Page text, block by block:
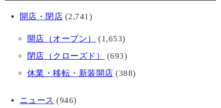
開店・閉店 (2,741)
開店（オープン）
(1,653)
閉店（クローズド）
(693)
休業・移転・新装開店 (388)
ニュース (946)